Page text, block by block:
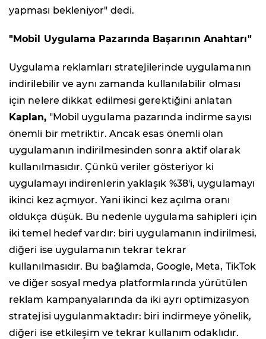
yapması bekleniyor" dedi.
"Mobil Uygulama Pazarında Başarının Anahtarı"
Uygulama reklamları stratejilerinde uygulamanın
indirilebilir ve aynı zamanda kullanılabilir olması
için nelere dikkat edilmesi gerektiğini anlatan
Kaplan, "Mobil uygulama pazarında indirme sayısı
önemli bir metriktir. Ancak esas önemli olan
uygulamanın indirilmesinden sonra aktif olarak
kullanılmasıdır. Çünkü veriler gösteriyor ki
uygulamayı indirenlerin yaklaşık %38'i, uygulamayı
ikinci kez açmıyor. Yani ikinci kez açılma oranı
oldukça düşük. Bu nedenle uygulama sahipleri için
iki temel hedef vardır: biri uygulamanın indirilmesi,
diğeri ise uygulamanın tekrar tekrar
kullanılmasıdır. Bu bağlamda, Google, Meta, TikTok
ve diğer sosyal medya platformlarında yürütülen
reklam kampanyalarında da iki ayrı optimizasyon
stratejisi uygulanmaktadır: biri indirmeye yönelik,
diğeri ise etkileşim ve tekrar kullanım odaklıdır.